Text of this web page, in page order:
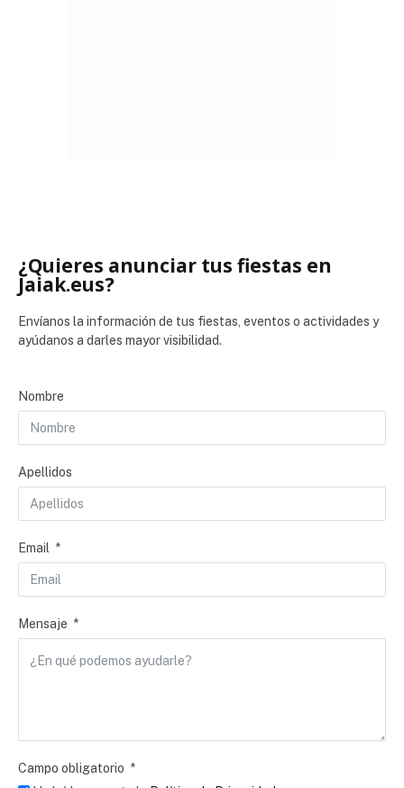
¿Quieres anunciar tus fiestas en
Jaiak.eus?
Envíanos la información de tus fiestas, eventos o actividades y
ayúdanos a darles mayor visibilidad.
Nombre
Apellidos
Email
Mensaje
Campo obligatorio